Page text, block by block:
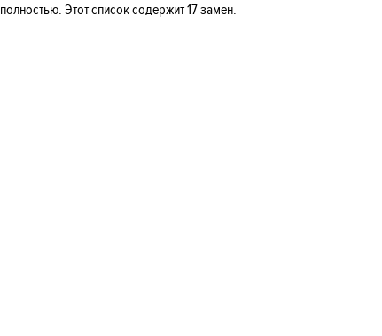
полностью. Этот список содержит 17 замен.